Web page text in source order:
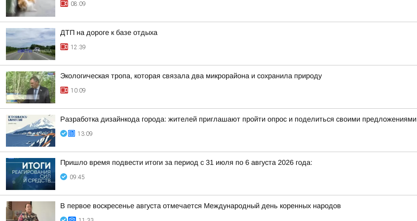
08:09
ДТП на дороге к базе отдыха
12:39
Экологическая тропа, которая связала два микрорайона и сохранила природу
10:09
Разработка дизайнкода города: жителей приглашают пройти опрос и поделиться своими предложениями
13:09
Пришло время подвести итоги за период с 31 июля по 6 августа 2026 года:
09:45
В первое воскресенье августа отмечается Международный день коренных народов